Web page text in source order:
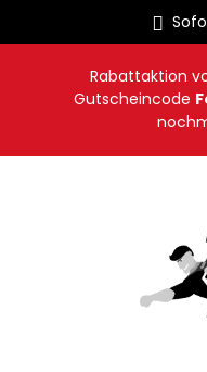
Rabattaktion
Gutscheincode